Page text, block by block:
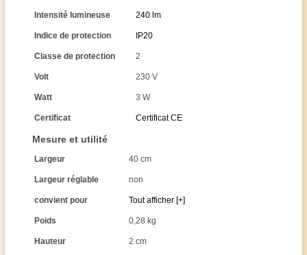
Intensité lumineuse 240 lm
Indice de protection IP20
Classe de protection 2
Volt 230 V
Watt 3 W
Certificat Certificat CE
Mesure et utilité
Largeur 40 cm
Largeur réglable non
convient pour Tout afficher [+]
Poids 0,28 kg
Hauteur 2 cm